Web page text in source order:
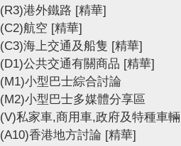
(R3)港外鐵路 [精華]
(C2)航空 [精華]
(C3)海上交通及船隻 [精華]
(D1)公共交通有關商品 [精華]
(M1)小型巴士綜合討論
(M2)小型巴士多媒體分享區
(V)私家車,商用車,政府及特種車輛
(A10)香港地方討論 [精華]